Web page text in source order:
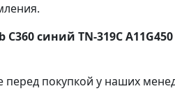
синий TN-319C A11G450
перед покупкой у наших